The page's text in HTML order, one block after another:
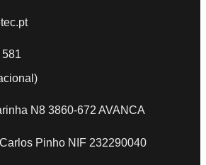
N8 3860-672 AVANCA
Pinho NIF 232290040